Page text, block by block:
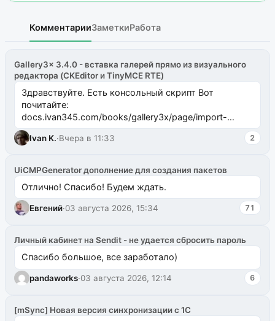
КомментарииЗаметкиРабота
Gallery3x 3.4.0 - вставка галерей прямо из визуального
редактора (CKEditor и TinyMCE RTE)
Здравствуйте. Есть консольный скрипт Вот
почитайте:
docs.ivan345.com/books/gallery3x/page/import-
ms2galleryphp
Ivan K.·Вчера в 11:33 2
UiCMPGenerator дополнение для создания пакетов
Отлично! Спасибо! Будем ждать.
Евгений·03 августа 2026, 15:34 71
Личный кабинет на Sendit - не удается сбросить пароль
Спасибо большое, все заработало)
pandaworks·03 августа 2026, 12:14 6
[mSync] Новая версия синхронизации с 1С